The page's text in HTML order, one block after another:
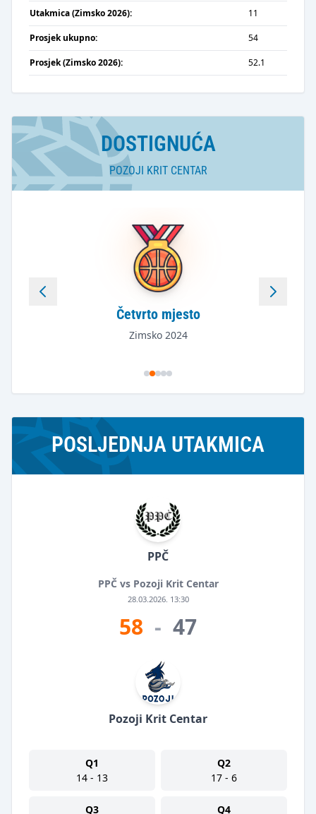
Utakmica (Zimsko 2026): 11
Prosjek ukupno: 54
Prosjek (Zimsko 2026): 52.1
DOSTIGNUĆA
POZOJI KRIT CENTAR
Četvrto mjesto
Zimsko 2024
POSLJEDNJA UTAKMICA
PPČ
PPČ vs Pozoji Krit Centar
28.03.2026. 13:30
58 - 47
Pozoji Krit Centar
Q1
14 - 13
Q2
17 - 6
Q3 Q4